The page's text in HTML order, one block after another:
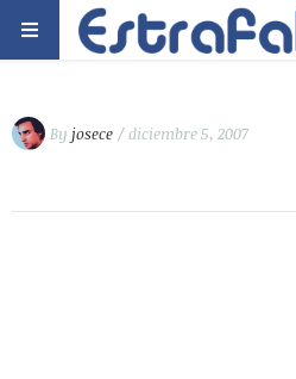
By josece / diciembre 5, 2007